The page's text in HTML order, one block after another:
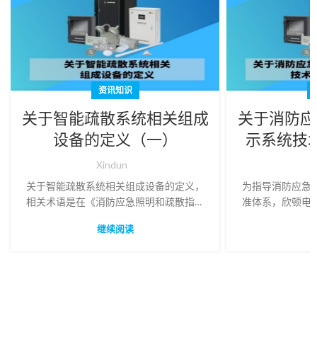
资讯知识
关于智能疏散系统相关组成
设备的定义（一）
Xindun
关于智能疏散系统相关组成设备的定义，
相关术语是在《消防应急照明和疏散指示
继续阅读
关于消防
示系统技
为指导消防应急
准体系，欣顿电